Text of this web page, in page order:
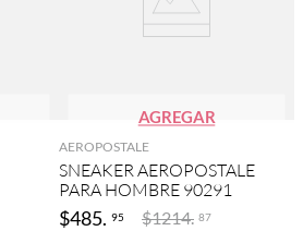
AGREGAR
AEROPOSTALE
SNEAKER AEROPOSTALE
PARA HOMBRE 90291
$485. 95 $1214. 87